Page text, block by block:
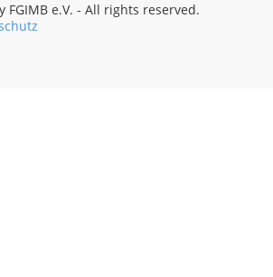
FGIMB e.V. - All rights reserved.